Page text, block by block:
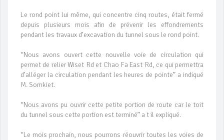
Le rond point lui même, qui concentre cinq routes, était fermé
depuis plusieurs mois afin de prévenir les effondrements
pendant les travaux d’excavation du tunnel sous le rond point.
“Nous avons ouvert cette nouvelle voie de circulation qui
permet de relier Wiset Rd et Chao Fa East Rd, ce qui permettra
d’alléger la circulation pendant les heures de pointe” a indiqué
M. Somkiet.
“Nous avons pu ouvrir cette petite portion de route car le toit
du tunnel sous cette portion est terminé” a t il expliqué.
“Le mois prochain, nous pourrons réouvrir toutes les voies de